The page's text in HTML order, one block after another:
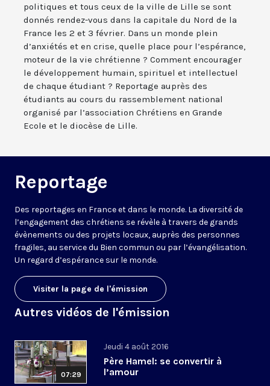
politiques et tous ceux de la ville de Lille se sont
donnés rendez-vous dans la capitale du Nord de la
France les 2 et 3 février. Dans un monde plein
d’anxiétés et en crise, quelle place pour l’espérance,
moteur de la vie chrétienne ? Comment encourager
le développement humain, spirituel et intellectuel
de chaque étudiant ? Reportage auprès des
étudiants au cours du rassemblement national
organisé par l’association Chrétiens en Grande
Ecole et le diocèse de Lille.
Reportage
Des reportages en France et dans le monde. La diversité de
l’engagement des chrétiens se révèle à travers de grands
évènements ou des projets locaux, auprès des personnes
fragiles, au service du Bien commun ou par l’évangélisation.
Un regard d’espérance sur le monde.
Visiter la page de l'émission
Autres vidéos de l'émission
07:29
Jeudi 4 août 2016
Père Hamel: se convertir à
l’amour